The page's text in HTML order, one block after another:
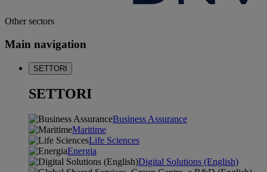
Other sectors
Main navigation
SETTORI
SETTORI
Business Assurance
Maritime
Life Sciences
Energia
Digital Solutions (English)